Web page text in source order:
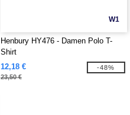
W1
Henbury HY476 - Damen Polo T-
Shirt
12,18 €
23,50 €
-48%